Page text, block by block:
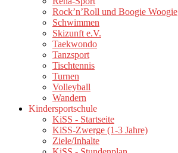
Rock’n’Roll und Boogie Woogie
Schwimmen
Skizunft e.V.
Taekwondo
Tanzsport
Tischtennis
Turnen
Volleyball
Wandern
Kindersportschule
KiSS - Startseite
KiSS-Zwerge (1-3 Jahre)
Ziele/Inhalte